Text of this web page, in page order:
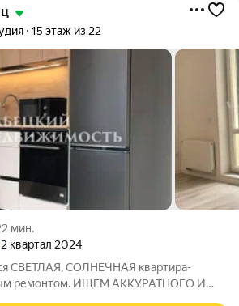
15 этаж из 22
мин.
2 квартал 2024
СВЕТЛАЯ, СОЛНЕЧНАЯ квартира-
ремонтом. ИЩЕМ АККУРАТНОГО И